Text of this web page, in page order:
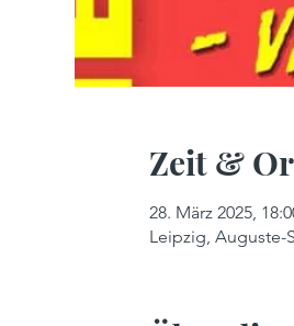
Zeit &
28. März 2025,
Leipzig, Auguste-